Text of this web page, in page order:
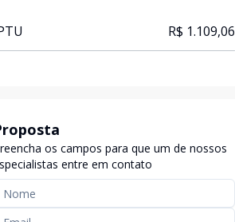
R$ 1.109,06
os campos para que um de nossos
entre em contato